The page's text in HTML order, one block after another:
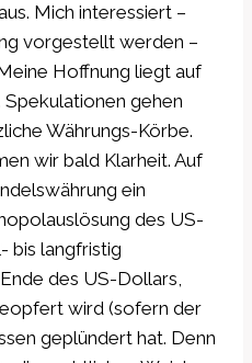
Mich interessiert –
vorgestellt werden –
Hoffnung liegt auf
gehen
Währungs-Körbe.
wir bald Klarheit. Auf
ein
des US-
bis langfristig
des US-Dollars,
wird (sofern der
geplündert hat. Denn